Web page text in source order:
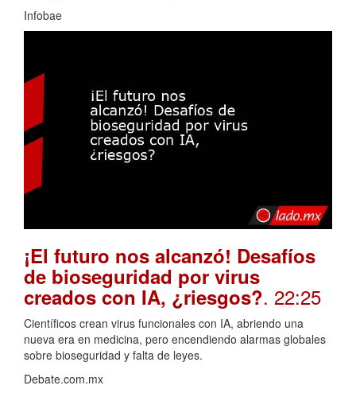
Infobae
¡El futuro nos alcanzó! Desafíos
de bioseguridad por virus
creados con IA, ¿riesgos?. 22:25
Científicos crean virus funcionales con IA, abriendo una
nueva era en medicina, pero encendiendo alarmas globales
sobre bioseguridad y falta de leyes.
Debate.com.mx